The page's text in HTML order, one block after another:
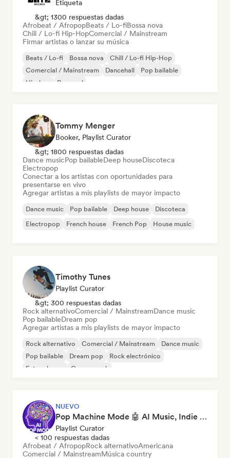
Etiqueta
&gt; 1300 respuestas dadas
Afrobeat / AfropopBeats / Lo-fiBossa nova
Chill / Lo-fi Hip-HopComercial / Mainstream
Firmar artistas o lanzar su música
Beats / Lo-fi Bossa nova
Chill / Lo-fi Hip-Hop
Comercial / Mainstream
Dancehall
Pop bailable
Hip-hop
Pop soul
Tommy Menger
Booker, Playlist Curator
&gt; 1800 respuestas dadas
Dance musicPop bailableDeep houseDiscoteca
Electropop
Conectar a los artistas con oportunidades para
presentarse en vivo
Agregar artistas a mis playlists de mayor impacto
Dance music Pop bailable Deep house
Discoteca
Electropop
French house French Pop House music
Timothy Tunes
Playlist Curator
&gt; 300 respuestas dadas
Rock alternativoComercial / MainstreamDance music
Pop bailableDream pop
Agregar artistas a mis playlists de mayor impacto
Rock alternativo Comercial / Mainstream
Dance music
Pop bailable
Dream pop
Rock electrónico
Future house
Garage rock
NUEVO
Pop Machine Mode 🤖 AI Music, Indie Pop & Dream Pop
Playlist Curator
< 100 respuestas dadas
Afrobeat / AfropopRock alternativoAmericana
Comercial / MainstreamMúsica country